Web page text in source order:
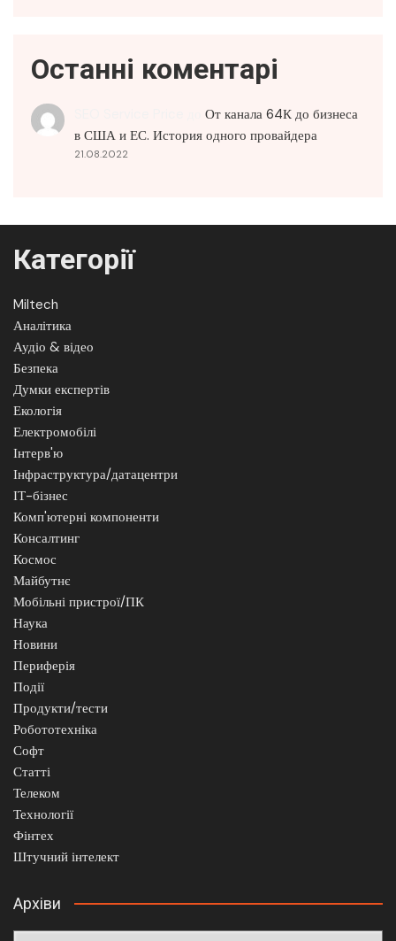
Останні коментарі
От канала 64К до бизнеса
в США и ЕС. История одного провайдера
21.08.2022
Категорії
Miltech
Аналітика
Аудіо & відео
Безпека
Думки експертів
Екологія
Електромобілі
Інтерв'ю
Інфраструктура/датацентри
ІТ-бізнес
Комп'ютерні компоненти
Консалтинг
Космос
Майбутнє
Мобільні пристрої/ПК
Наука
Новини
Периферія
Події
Продукти/тести
Робототехніка
Софт
Статті
Телеком
Технології
Фінтех
Штучний інтелект
Архіви